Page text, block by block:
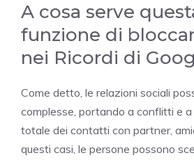
A cosa serve
funzione di
nei Ricordi di
Come detto, le relazioni sociali
complesse, portando a conflitti e
totale dei contatti con partner,
questi casi, le persone possono